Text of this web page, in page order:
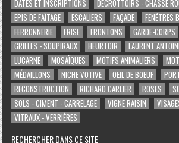
DATES ET INSCRIPTIONS
DÉCROTTOIRS - CHASSE
EPIS DE FAÎTAGE
ESCALIERS FAÇADE
FENÊTRES
FERRONNERIE
FRISE FRONTONS GARDE-CORPS
GRILLES - SOUPIRAUX
HEURTOIR LAURENT
LUCARNE
MOSAÏQUES MOTIFS ANIMALIERS
MÉDAILLONS
NICHE VOTIVE OEIL DE BOEUF
RECONSTRUCTION
RICHARD CARLIER ROSES
SOLS - CIMENT - CARRELAGE
VIGNE RAISIN
VITRAUX - VERRIÈRES
RECHERCHER DANS CE SITE